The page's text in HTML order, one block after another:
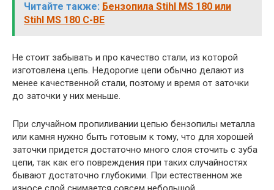
Читайте также: Бензопила Stihl MS 180 или
Stihl MS 180 C-BE
Не стоит забывать и про качество стали, из которой
изготовлена цепь. Недорогие цепи обычно делают из
менее качественной стали, поэтому и время от заточки
до заточки у них меньше.
При случайном пропиливании цепью бензопилы металла
или камня нужно быть готовым к тому, что для хорошей
заточки придется достаточно много слоя сточить с зуба
цепи, так как его повреждения при таких случайностях
бывают достаточно глубокими. При естественном же